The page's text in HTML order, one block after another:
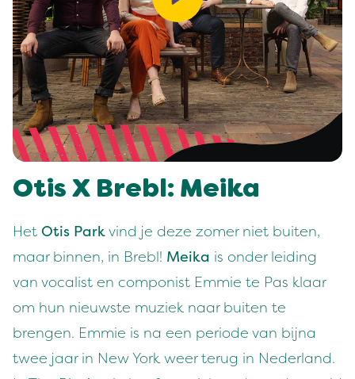
Otis X Brebl: Meika
Het Otis Parkvind je deze zomer niet buiten,
maar binnen, in Brebl! Meika is onder leiding
van vocalist en componist Emmie te Pas klaar
om hun nieuwste muziek naar buiten te
brengen. Emmie is na een periode van bijna
twee jaar in New York weer terug in Nederland.